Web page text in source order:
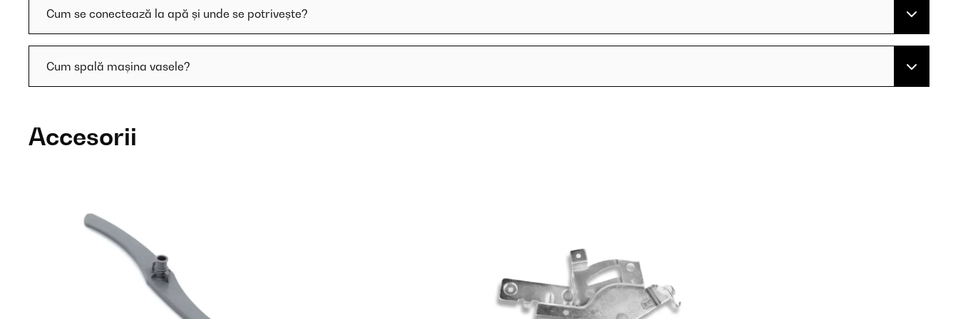
Cum se conectează la apă și unde se potrivește?
Cum spală mașina vasele?
Accesorii